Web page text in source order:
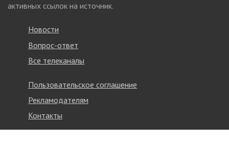
активных ссылок на источник.
Новости
Вопрос-ответ
Все телеканалы
Пользовательское соглашение
Рекламодателям
Контакты